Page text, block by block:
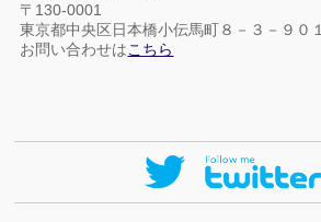
〒130-0001
東京都中央区日本橋小伝馬町８－３－９０１
お問い合わせはこちら